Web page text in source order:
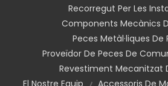
Recorregut Per Les
Components Mecànics
Peces Metàl·liques De
Proveïdor De Peces De
Revestiment Mecanitzat
El Nostre Equip
Accessoris De